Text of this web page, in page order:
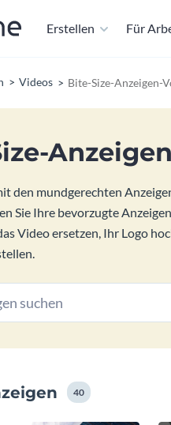
Erstellen Für
Videos Bite-Size-Anzeigen-
den mundgerechten
Sie Ihre bevorzugte
Video ersetzen, Ihr Logo
40